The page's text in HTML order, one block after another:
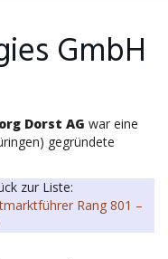
GmbH
Dorst AG war eine
gegründete
zur Liste:
Rang 801 –